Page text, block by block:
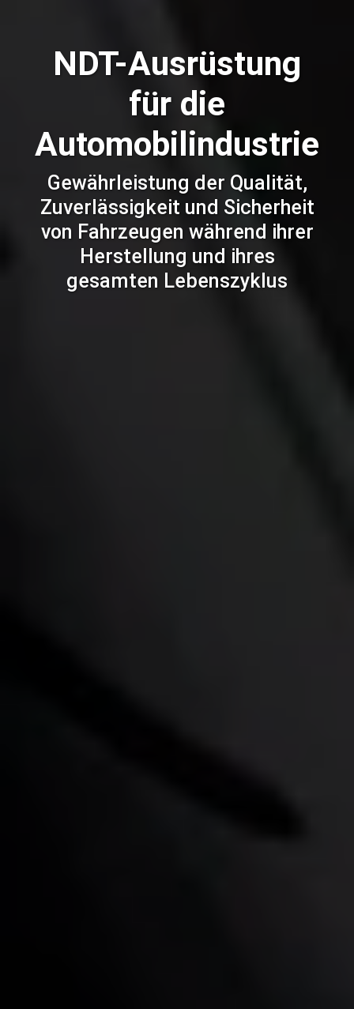
NDT-Ausrüstung
für die
Automobilindustrie
Gewährleistung der Qualität,
Zuverlässigkeit und Sicherheit
von Fahrzeugen während ihrer
Herstellung und ihres
gesamten Lebenszyklus